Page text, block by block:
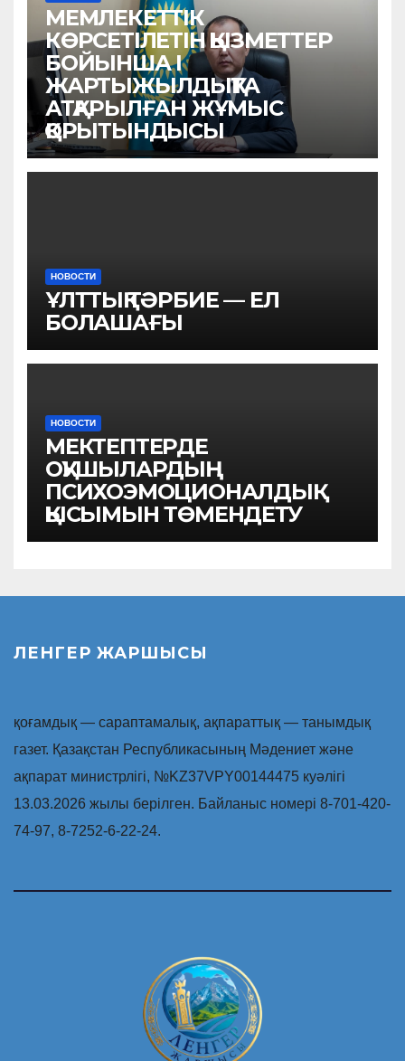
МЕМЛЕКЕТТІК
КӨРСЕТІЛЕТІН ҚЫЗМЕТТЕР
БОЙЫНША I
ЖАРТЫЖЫЛДЫҚТА
АТҚАРЫЛҒАН ЖҰМЫС
ҚОРЫТЫНДЫСЫ
НОВОСТИ
ҰЛТТЫҚ ТӘРБИЕ — ЕЛ
БОЛАШАҒЫ
НОВОСТИ
МЕКТЕПТЕРДЕ
ОҚУШЫЛАРДЫҢ
ПСИХОЭМОЦИОНАЛДЫҚ
ҚЫСЫМЫН ТӨМЕНДЕТУ
ЛЕНГЕР ЖАРШЫСЫ
қоғамдық — сараптамалық, ақпараттық — танымдық
газет. Қазақстан Республикасының Мәдениет және
ақпарат министрлігі, №KZ37VPY00144475 куәлігі
13.03.2026 жылы берілген. Байланыс номері 8-701-420-
74-97, 8-7252-6-22-24.